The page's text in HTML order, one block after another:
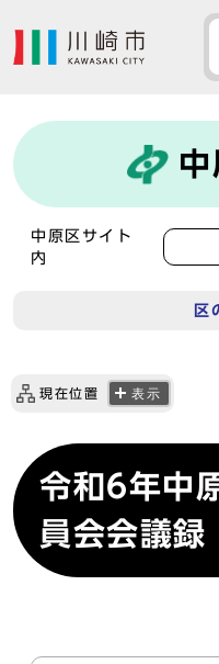
中
中原区サイト
内
区
現在位置 表示
令和6年中
員会会議録